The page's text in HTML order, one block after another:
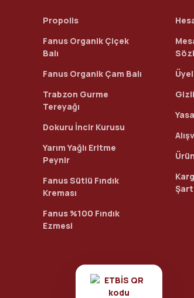
Propolis
Fanus Organik Çiçek
Balı
Fanus Organik Çam Balı
Trabzon Gurme
Tereyağı
Dokuru İncir Kurusu
Yarım Yağlı Eritme
Peynir
Fanus Sütlü Fındık
Kreması
Fanus %100 Fındık
Ezmesi